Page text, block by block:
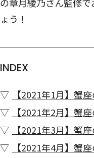
ょう！
INDEX
【2021年1月】蟹
【2021年2月】蟹
【2021年3月】蟹
【2021年4月】蟹